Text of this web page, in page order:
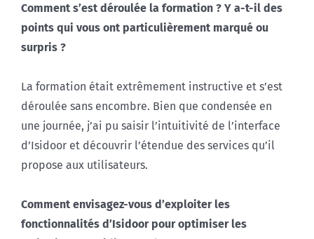
Comment s’est déroulée la formation ? Y a-t-il des
points qui vous ont particulièrement marqué ou
surpris ?
La formation était extrêmement instructive et s’est
déroulée sans encombre. Bien que condensée en
une journée, j’ai pu saisir l’intuitivité de l’interface
d’Isidoor et découvrir l’étendue des services qu’il
propose aux utilisateurs.
Comment envisagez-vous d’exploiter les
fonctionnalités d’Isidoor pour optimiser les